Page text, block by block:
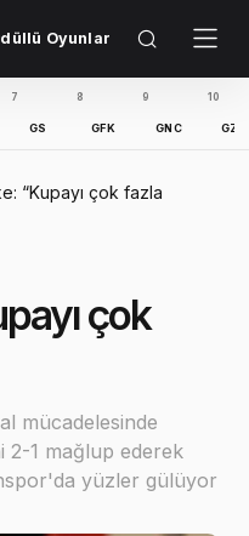
Oyunlar
GFK GNC GZT
“Kupayı çok fazla
çok
mücadelesinde
2-1 mağlup ederek
yüzler gülüyor